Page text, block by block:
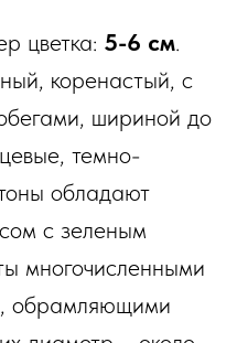
цветка: 5-6 см.
коренастый, с
шириной до
темно-
обладают
с зеленым
многочисленными
обрамляющими